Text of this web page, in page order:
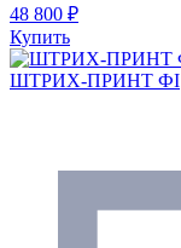
48 800 ₽
Купить
ШТРИХ-ПРИНТ ФI